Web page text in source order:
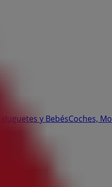
Juguetes y BebésCoches,